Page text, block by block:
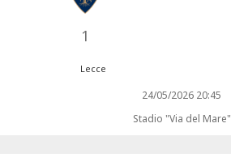
1
Lecce
24/05/2026 20:45
Stadio "Via del Mare"